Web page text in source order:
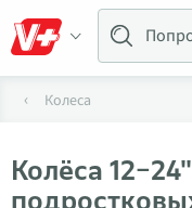
Колеса
Колёса